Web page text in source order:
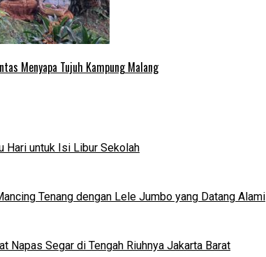
Menyapa Tujuh Kampung Malang
Hari untuk Isi Libur Sekolah
Tenang dengan Lele Jumbo yang Datang Alami
Napas Segar di Tengah Riuhnya Jakarta Barat